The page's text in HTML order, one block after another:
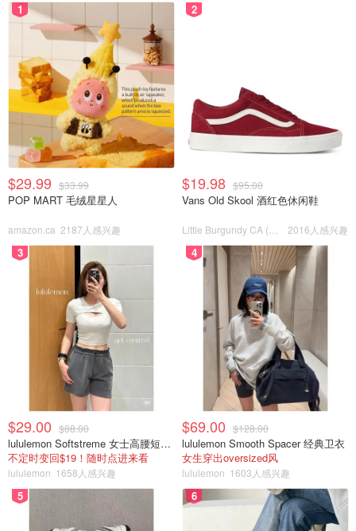
1
$29.99 $33.99
POP MART 毛绒星星人
amazon.ca 2187人感兴趣
2
$19.98 $95.00
Vans Old Skool 酒红色休闲鞋
2016人感兴趣
3
$29.00 $88.00
lululemon Softstreme 女士高腰短裤 10cm
不定时变回$19！随时点进来看
lululemon 1658人感兴趣
4
$69.00 $128.00
lululemon Smooth Spacer 经典卫衣
女生穿出oversized风
lululemon 1603人感兴趣
5 6